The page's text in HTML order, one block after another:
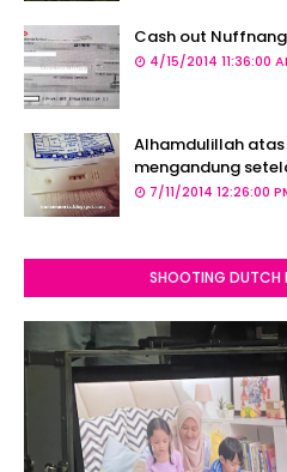
Cash out
4/15/2014 11:36:00
Alhamdulillah atas
mengandung
7/11/2014 12:26:00
SHOOTING DUTCH